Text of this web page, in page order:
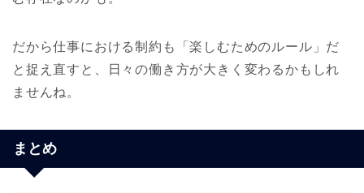
だから仕事における制約も「楽しむためのルール」だ
と捉え直すと、日々の働き方が大きく変わるかもしれ
ませんね。
まとめ